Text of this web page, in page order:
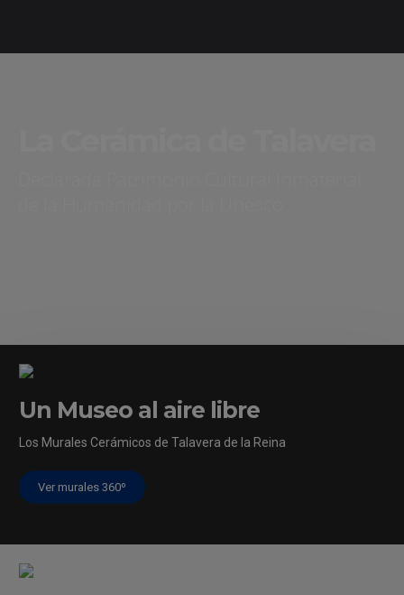
[/vc_column]
Un Museo al aire libre
Los Murales Cerámicos de Talavera de la Reina
Ver murales 360º